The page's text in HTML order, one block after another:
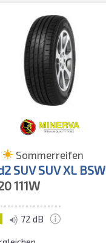
Sommerreifen
SUV SUV XL BSW
111W
72 dB